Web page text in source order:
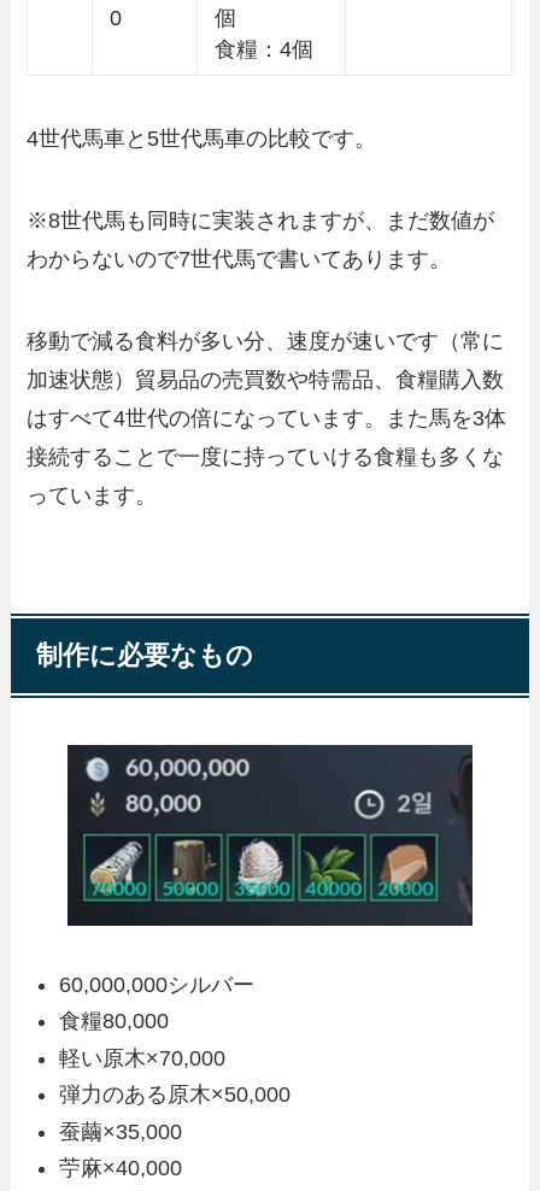
0
個
食糧：4個
4世代馬車と5世代馬車の比較です。
※8世代馬も同時に実装されますが、まだ数値が
わからないので7世代馬で書いてあります。
移動で減る食料が多い分、速度が速いです（常に
加速状態）貿易品の売買数や特需品、食糧購入数
はすべて4世代の倍になっています。また馬を3体
接続することで一度に持っていける食糧も多くな
っています。
制作に必要なもの
60,000,000シルバー
食糧80,000
軽い原木×70,000
弾力のある原木×50,000
蚕繭×35,000
苧麻×40,000